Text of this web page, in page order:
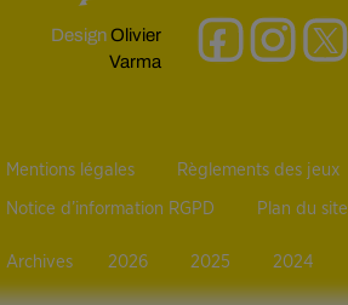
DesignOlivier
Varma
Mentions légales Règlements des jeux
Notice d’information RGPD Plan du site
Archives 2026 2025 2024